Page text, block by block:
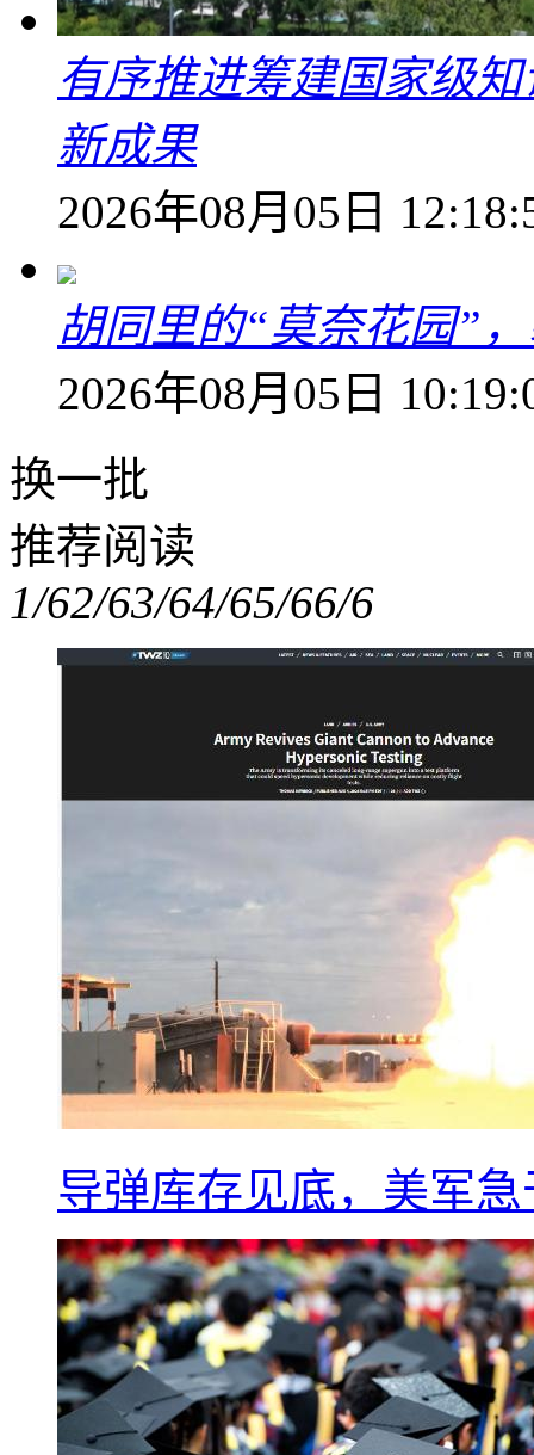
有序推进筹建国家级
新成果
2026年08月05日
胡同里的“莫奈花园”
2026年08月05日
换一批
推荐阅读
1/62/63/64/65/66/6
导弹库存见底，美军